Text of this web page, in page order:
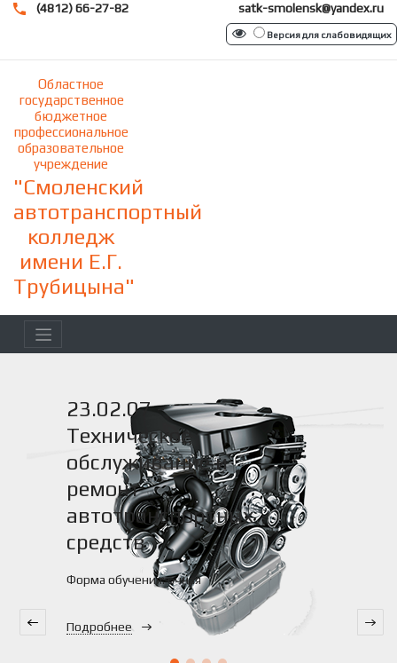
(4812) 66-27-82 satk-smolensk@yandex.ru
Версия для слабовидящих
Областное
государственное
бюджетное
профессиональное
образовательное
учреждение
"Смоленский
автотранспортный
колледж
имени Е.Г.
Трубицына"
23.02.07 -
Техническое
обслуживание и
ремонт
автотранспортных
средств
Форма обучения: очная
Подробнее